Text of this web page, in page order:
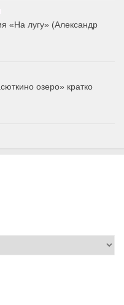
«На лугу» (Александр
озеро» кратко